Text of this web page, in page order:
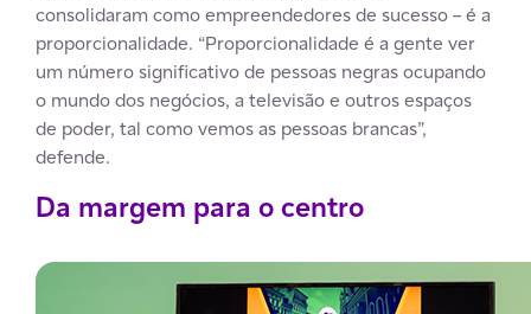
consolidaram como empreendedores de sucesso – é a
proporcionalidade. “Proporcionalidade é a gente ver
um número significativo de pessoas negras ocupando
o mundo dos negócios, a televisão e outros espaços
de poder, tal como vemos as pessoas brancas”,
defende.
Da margem para o centro